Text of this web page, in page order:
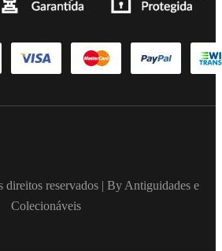
reservados | By Antiguidades e
Colecionáveis